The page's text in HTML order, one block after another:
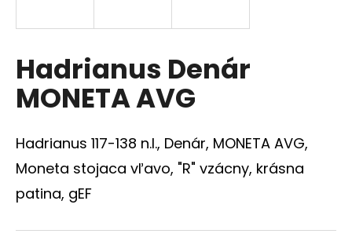
Hadrianus Denár
MONETA AVG
Hadrianus 117-138 n.l., Denár, MONETA AVG,
Moneta stojaca vľavo, "R" vzácny, krásna
patina, gEF
s
ť
?